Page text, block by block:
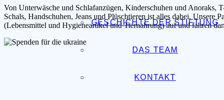
GESCHICHTE DER STIFTUNG
DAS TEAM
KONTAKT
Von Unterwäsche und Schlafanzügen, Kinderschuhen und Anoraks,
Schals, Handschuhen, Jeans und Plüschtieren ist alles dabei.
(Lebensmittel und Hygieneartikel und Tiernahrung) auf und fahren